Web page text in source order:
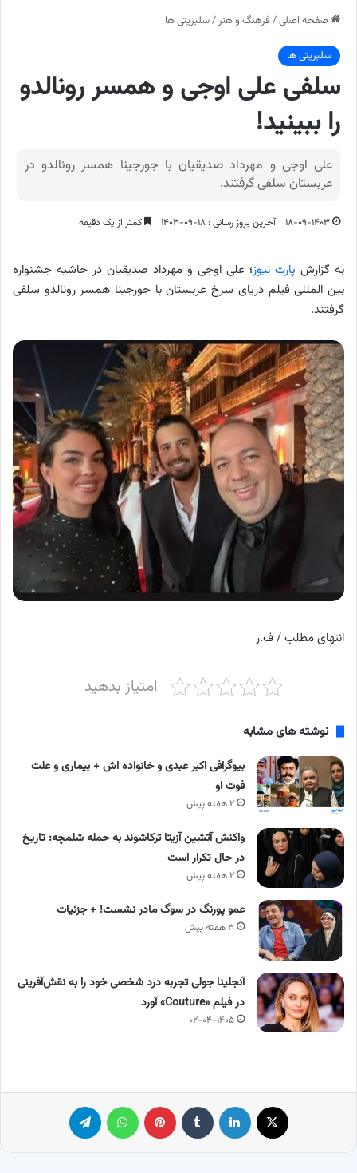
صفحه اصلی/فرهنگ و هنر /سلبریتی ها
سلبریتی ها
سلفی علی اوجی و همسر رونالدو
را ببینید!
علی اوجی‌ و مهرداد صدیقیان با جورجینا همسر رونالدو در
عربستان سلفی گرفتند.
۱۸-۰۹-۱۴۰۳ آخرین بروز رسانی : ۱۸-۰۹-۱۴۰۳ کمتر از یک دقیقه
به گزارش پارت نیوز؛ علی اوجی و مهرداد صدیقیان در حاشیه جشنواره
بین المللی فیلم دریای سرخ عربستان با جورجینا همسر رونالدو سلفی
گرفتند.
انتهای مطلب / ف.ر
امتیاز بدهید
نوشته های مشابه
بیوگرافی اکبر عبدی و خانواده اش + بیماری و علت
فوت او
۲ هفته پیش
واکنش آتشین آزیتا ترکاشوند به حمله شلمچه: تاریخ
در حال تکرار است
۲ هفته پیش
عمو پورنگ در سوگ مادر نشست! + جزئیات
۳ هفته پیش
آنجلینا جولی تجربه درد شخصی خود را به نقش‌آفرینی
در فیلم «Couture» آورد
۰۲-۰۴-۱۴۰۵
لینکدین ‫تامبلر پینترست